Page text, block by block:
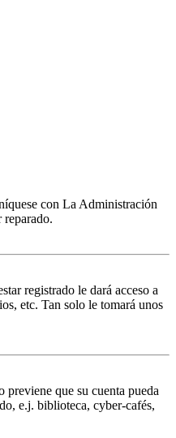
con La Administración
reparado.
registrado le dará acceso a
etc. Tan solo le tomará unos
previene que su cuenta pueda
e.j. biblioteca, cyber-cafés,